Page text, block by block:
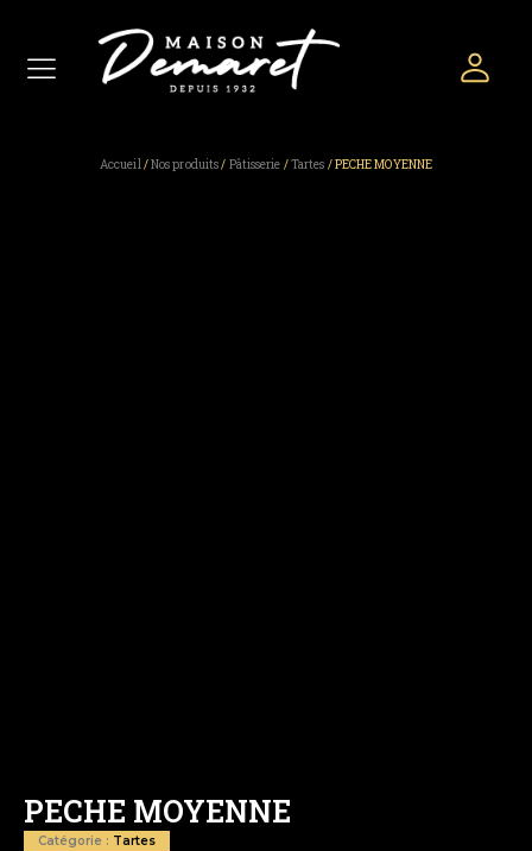
Accueil/Nos produits/ Pâtisserie /Tartes / PECHE MOYENNE
PECHE MOYENNE
Catégorie : Tartes